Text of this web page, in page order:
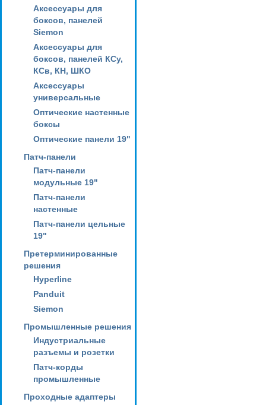
Аксессуары для
боксов, панелей
Siemon
Аксессуары для
боксов, панелей КСу,
КСв, КН, ШКО
Аксессуары
универсальные
Оптические настенные
боксы
Оптические панели 19"
Патч-панели
Патч-панели
модульные 19"
Патч-панели
настенные
Патч-панели цельные
19"
Претерминированные
решения
Hyperline
Panduit
Siemon
Промышленные решения
Индустриальные
разъемы и розетки
Патч-корды
промышленные
Проходные адаптеры